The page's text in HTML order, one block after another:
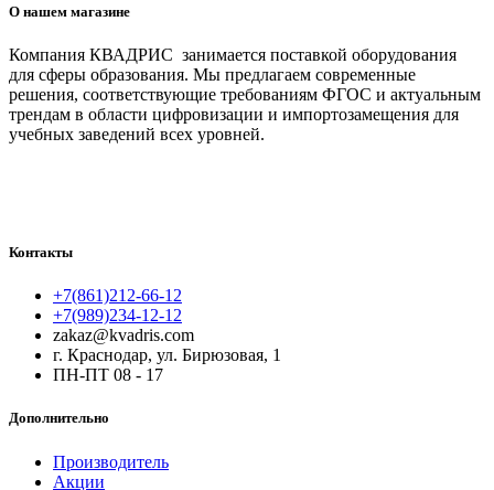
О нашем магазине
Компания КВАДРИС занимается поставкой оборудования
для сферы образования. Мы предлагаем современные
решения, соответствующие требованиям ФГОС и актуальным
трендам в области цифровизации и импортозамещения для
учебных заведений всех уровней.
Контакты
+7(861)212-66-12
+7(989)234-12-12
zakaz@kvadris.com
г. Краснодар, ул. Бирюзовая, 1
ПН-ПТ 08 - 17
Дополнительно
Производитель
Акции